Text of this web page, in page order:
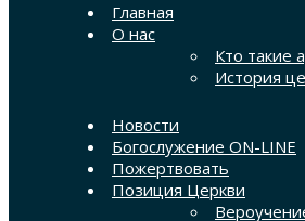
Главная
О нас
Кто такие
История
Новости
Богослужение ON-LINE
Пожертвовать
Позиция Церкви